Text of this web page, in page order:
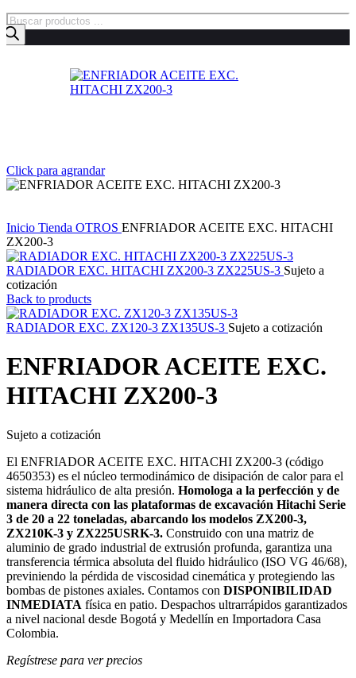
Búsqueda
de
productos
Click para agrandar
Inicio Tienda OTROS ENFRIADOR ACEITE EXC. HITACHI
ZX200-3
RADIADOR EXC. HITACHI ZX200-3 ZX225US-3 Sujeto a
cotización
Back to products
RADIADOR EXC. ZX120-3 ZX135US-3 Sujeto a cotización
ENFRIADOR ACEITE EXC.
HITACHI ZX200-3
Sujeto a cotización
El ENFRIADOR ACEITE EXC. HITACHI ZX200-3 (código
4650353) es el núcleo termodinámico de disipación de calor para el
sistema hidráulico de alta presión. Homologa a la perfección y de
manera directa con las plataformas de excavación Hitachi Serie
3 de 20 a 22 toneladas, abarcando los modelos ZX200-3,
ZX210K-3 y ZX225USRK-3. Construido con una matriz de
aluminio de grado industrial de extrusión profunda, garantiza una
transferencia térmica absoluta del fluido hidráulico (ISO VG 46/68),
previniendo la pérdida de viscosidad cinemática y protegiendo las
bombas de pistones axiales. Contamos con DISPONIBILIDAD
INMEDIATA física en patio. Despachos ultrarrápidos garantizados
a nivel nacional desde Bogotá y Medellín en Importadora Casa
Colombia.
Regístrese para ver precios